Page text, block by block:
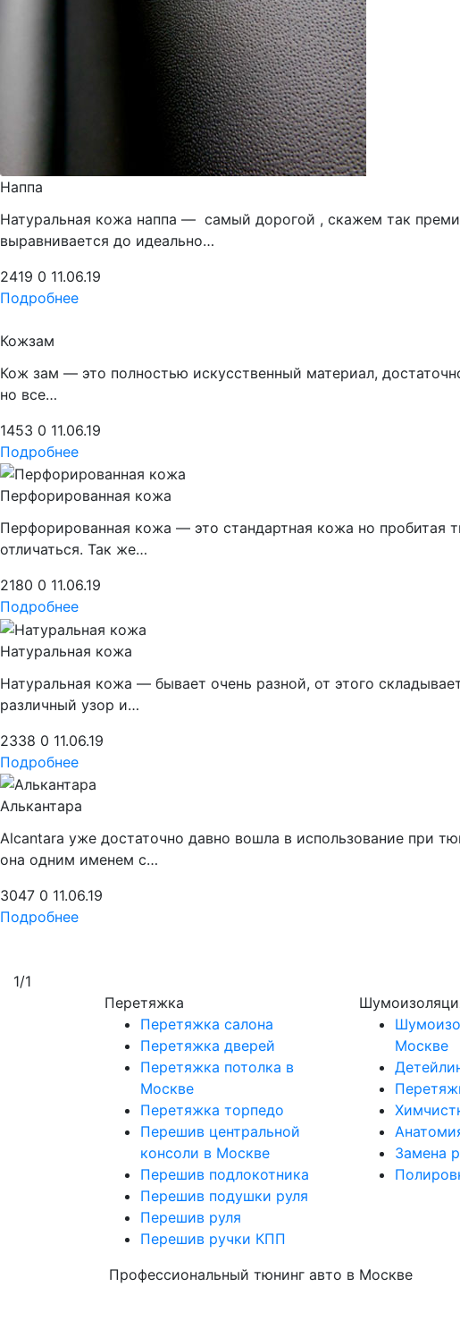
Наппа
Натуральная кожа наппа — самый дорогой , скажем так
выравнивается до идеально…
2419 0 11.06.19
Подробнее
Кожзам
Кож зам — это полностью искусственный материал,
но все…
1453 0 11.06.19
Подробнее
Перфорированная кожа
Перфорированная кожа — это стандартная кожа но пробитая
отличаться. Так же…
2180 0 11.06.19
Подробнее
Натуральная кожа
Натуральная кожа — бывает очень разной, от этого
различный узор и…
2338 0 11.06.19
Подробнее
Алькантара
Alcantara уже достаточно давно вошла в использование при
она одним именем с…
3047 0 11.06.19
Подробнее
1/1
Перетяжка
Перетяжка салона
Перетяжка дверей
Перетяжка потолка в
Москве
Перетяжка торпедо
Перешив центральной
консоли в Москве
Перешив подлокотника
Перешив подушки руля
Перешив руля
Перешив ручки КПП
Москве
Замена
Профессиональный тюнинг авто в Москве